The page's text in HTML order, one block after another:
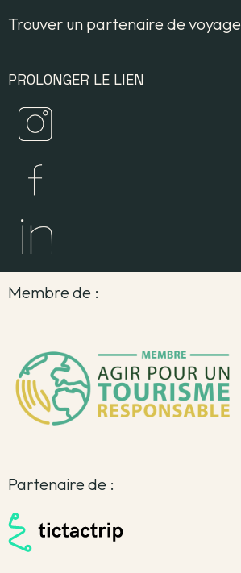
Trouver un partenaire de voyage
PROLONGER LE LIEN
Membre de :
Partenaire de :